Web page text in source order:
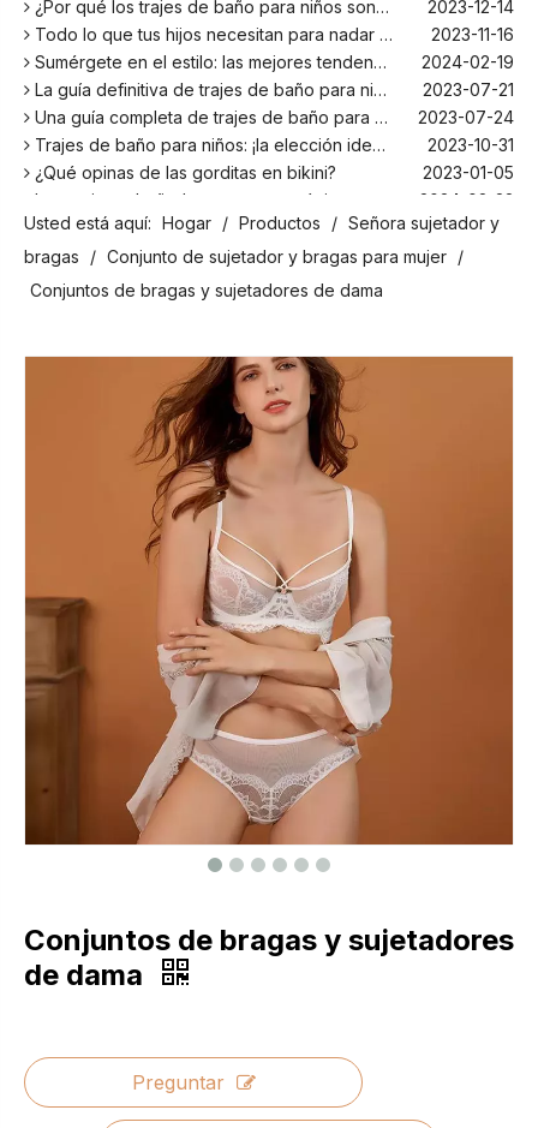
Todo lo que tus hijos necesitan para nadar este verano
2023-11-16
Sumérgete en el estilo: las mejores tendencias en trajes de baño para niños de la temporada
2024-02-19
La guía definitiva de trajes de baño para niños: comodidad, diseño y seguridad
2023-07-21
Una guía completa de trajes de baño para niños: comodidad, estilo y seguridad para divertirse bajo el sol
2023-07-24
Trajes de baño para niños: ¡la elección ideal para tus hijos!
2023-10-31
¿Qué opinas de las gorditas en bikini?
2023-01-05
Los mejores bañadores para tu próxima escapada a la playa
2024-02-22
¡El principal fabricante de trajes de baño en Bali!
2024-02-22
¡Date un chapuzón con los trajes de baño para niños más populares de la temporada!
2024-02-02
Como cualquier otro traje, el bañador infantil: un espacio agradable para relajarse en la playa
2023-08-29
Cómo elegir un traje de baño adecuado para niños
Todo lo que tus hijos necesitan para nadar este verano
2023-11-16
Sumérgete en el estilo: las mejores tendencias en trajes de baño para niños de la temporada
La guía definitiva de trajes de baño para niños: comodidad, diseño y seguridad
Una guía completa de trajes de baño para niños: comodidad, estilo y seguridad para divertirse bajo el sol
Usted está aquí: Hogar / Productos / Señora sujetador y
bragas
/ Conjunto de sujetador y bragas para mujer /
Conjuntos de bragas y sujetadores de dama
Conjuntos de bragas y sujetadores
de dama
Preguntar